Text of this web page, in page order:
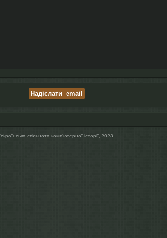
Українська спільнота компʼютерної історії, 2023